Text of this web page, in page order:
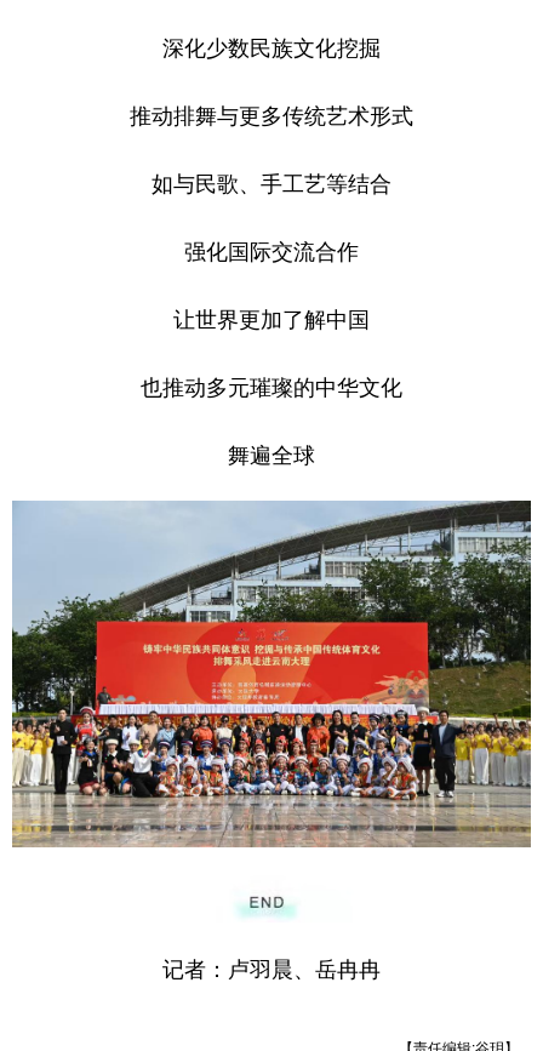
深化少数民族文化挖掘
推动排舞与更多传统艺术形式
如与民歌、手工艺等结合
强化国际交流合作
让世界更加了解中国
也推动多元璀璨的中华文化
舞遍全球
记者：卢羽晨、岳冉冉
【责任编辑:谷玥】